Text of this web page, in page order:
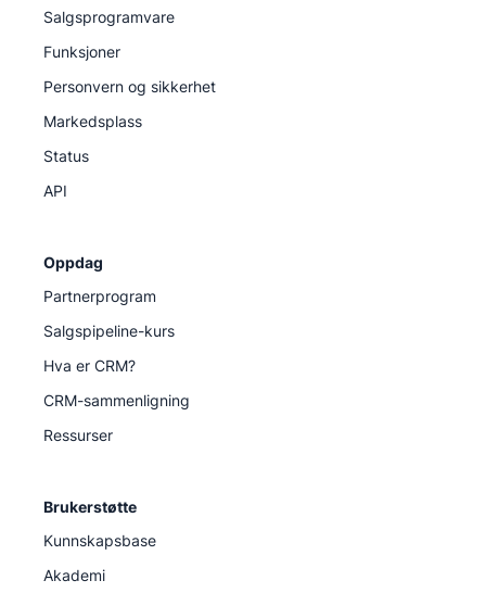
Salgsprogramvare
Funksjoner
Personvern og sikkerhet
Markedsplass
Status
API
Oppdag
Partnerprogram
Salgspipeline-kurs
Hva er CRM?
CRM-sammenligning
Ressurser
Brukerstøtte
Kunnskapsbase
Akademi